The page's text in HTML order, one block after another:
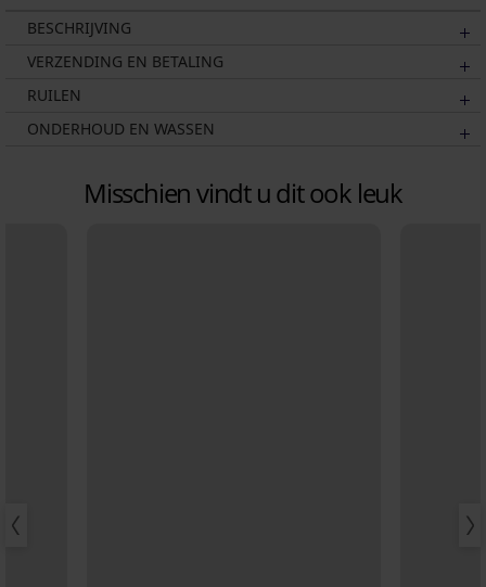
BESCHRIJVING
VERZENDING EN BETALING
RUILEN
ONDERHOUD EN WASSEN
Misschien vindt u dit ook leuk